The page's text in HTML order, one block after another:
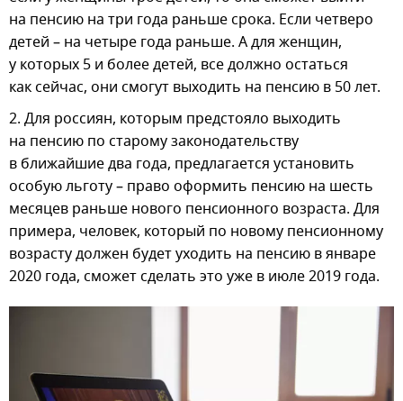
на пенсию на три года раньше срока. Если четверо
детей – на четыре года раньше. А для женщин,
у которых 5 и более детей, все должно остаться
как сейчас, они смогут выходить на пенсию в 50 лет.
2. Для россиян, которым предстояло выходить
на пенсию по старому законодательству
в ближайшие два года, предлагается установить
особую льготу – право оформить пенсию на шесть
месяцев раньше нового пенсионного возраста. Для
примера, человек, который по новому пенсионному
возрасту должен будет уходить на пенсию в январе
2020 года, сможет сделать это уже в июле 2019 года.